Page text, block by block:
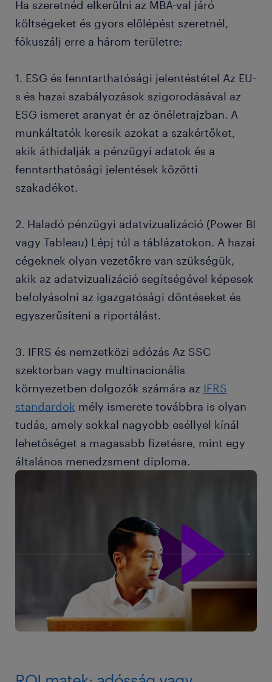
Ha szeretnéd elkerülni az MBA-val járó
költségeket és gyors előlépést szeretnél,
fókuszálj erre a három területre:
1. ESG és fenntarthatósági jelentéstétel Az EU-
s és hazai szabályozások szigorodásával az
ESG ismeret aranyat ér az önéletrajzban. A
munkáltatók keresik azokat a szakértőket,
akik áthidalják a pénzügyi adatok és a
fenntarthatósági jelentések közötti
szakadékot.
2. Haladó pénzügyi adatvizualizáció (Power BI
vagy Tableau) Lépj túl a táblázatokon. A hazai
cégeknek olyan vezetőkre van szükségük,
akik az adatvizualizáció segítségével képesek
befolyásolni az igazgatósági döntéseket és
egyszerűsíteni a riportálást.
3. IFRS és nemzetközi adózás Az SSC
szektorban vagy multinacionális
környezetben dolgozók számára az IFRS
standardok mély ismerete továbbra is olyan
tudás, amely sokkal nagyobb eséllyel kínál
lehetőséget a magasabb fizetésre, mint egy
általános menedzsment diploma.